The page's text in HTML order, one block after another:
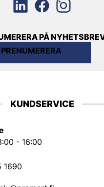
PÅ
PRENUMERERA
KUNDSERVICE
- 16:00
1690